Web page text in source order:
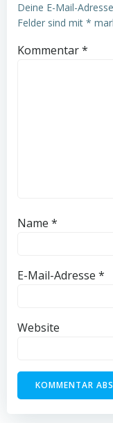
Deine E-Mail-
Felder sind mit *
Kommentar*
Name *
E-Mail-Adresse *
Website